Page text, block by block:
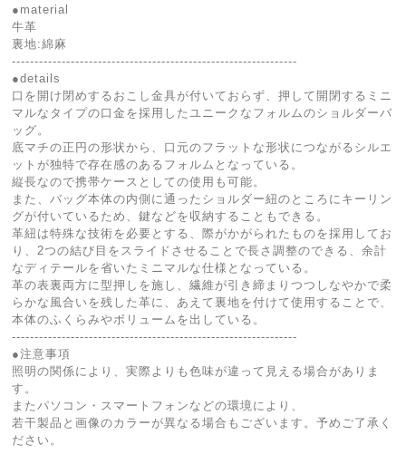
●material
牛革
裏地:綿麻
---------------------------------------------------------------
●details
口を開け閉めするおこし金具が付いておらず、押して開閉するミニ
マルなタイプの口金を採用したユニークなフォルムのショルダーバ
ッグ。
底マチの正円の形状から、口元のフラットな形状につながるシルエ
ットが独特で存在感のあるフォルムとなっている。
縦長なので携帯ケースとしての使用も可能。
また、バッグ本体の内側に通ったショルダー紐のところにキーリン
グが付いているため、鍵などを収納することもできる。
革紐は特殊な技術を必要とする、際がかがられたものを採用してお
り、2つの結び目をスライドさせることで長さ調整のできる、余計
なディテールを省いたミニマルな仕様となっている。
革の表裏両方に型押しを施し、繊維が引き締まりつつしなやかで柔
らかな風合いを残した革に、あえて裏地を付けて使用することで、
本体のふくらみやボリュームを出している。
---------------------------------------------------------------
●注意事項
照明の関係により、実際よりも色味が違って見える場合がありま
す。
またパソコン・スマートフォンなどの環境により、
若干製品と画像のカラーが異なる場合もございます。予めご了承く
ださい。